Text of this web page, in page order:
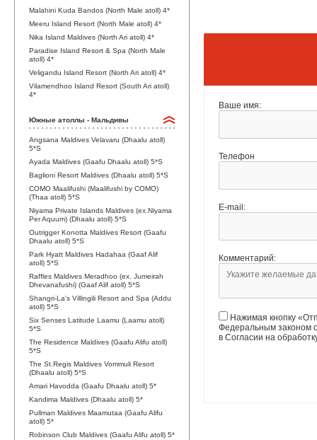
Malahini Kuda Bandos (North Male atoll) 4*
Meeru Island Resort (North Male atoll) 4*
Nika Island Maldives (North Ari atoll) 4*
Paradise Island Resort & Spa (North Male
atoll) 4*
Veligandu Island Resort (North Ari atoll) 4*
Vilamendhoo Island Resort (South Ari atoll)
4*
Южные атоллы - Мальдивы
Angsana Maldives Velavaru (Dhaalu atoll)
5*S
Ayada Maldives (Gaafu Dhaalu atoll) 5*S
Baglioni Resort Maldives (Dhaalu atoll) 5*S
COMO Maalifushi (Maalifushi by COMO)
(Thaa atoll) 5*S
Niyama Private Islands Maldives (ex.Niyama
Per Aquum) (Dhaalu atoll) 5*S
Outrigger Konotta Maldives Resort (Gaafu
Dhaalu atoll) 5*S
Park Hyatt Maldives Hadahaa (Gaaf Alif
atoll) 5*S
Raffles Maldives Meradhoo (ex. Jumeirah
Dhevanafushi) (Gaaf Alif atoll) 5*S
Shangri-La's Villingili Resort and Spa (Addu
atoll) 5*S
Six Senses Latitude Laamu (Laamu atoll)
5*S
The Residence Maldives (Gaafu Alifu atoll)
5*S
The St.Regis Maldives Vommuli Resort
(Dhaalu atoll) 5*S
Amari Havodda (Gaafu Dhaalu atoll) 5*
Kandima Maldives (Dhaalu atoll) 5*
Pullman Maldives Maamutaa (Gaafu Alifu
atoll) 5*
Robinson Club Maldives (Gaafu Alifu atoll) 5*
Ваше имя:
Телефон
E-mail:
Комментарий:
Нажимая кнопку
Федеральным законом
в Согласии на